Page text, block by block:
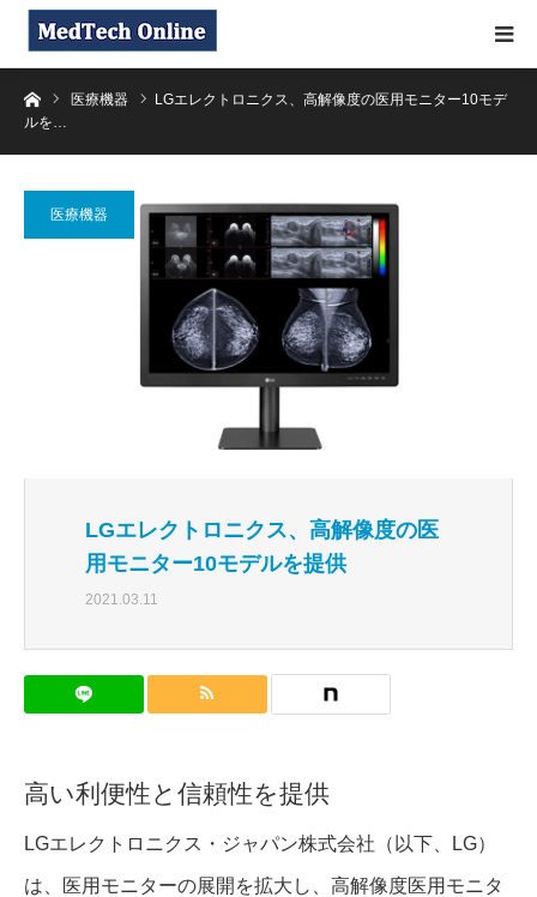
ホーム医療機器
LGエレクトロニクス、高解像度の医用モニター10モデ
ルを…
医療機器
LGエレクトロニクス、高解像度の医
用モニター10モデルを提供
2021.03.11
高い利便性と信頼性を提供
LGエレクトロニクス・ジャパン株式会社（以下、LG）
は、医用モニターの展開を拡大し、高解像度医用モニタ